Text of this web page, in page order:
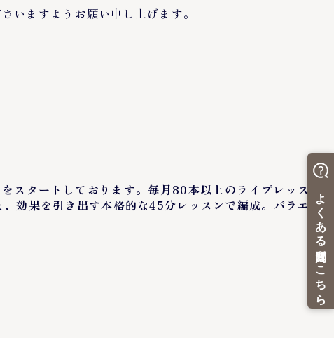
いますようお願い申し上げます。
タートしております。毎月80本以上のライブレッスンの
効果を引き出す本格的な45分レッスンで編成。バラエティ